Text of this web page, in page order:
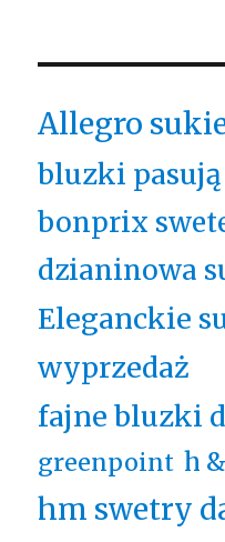
Allegro
bluzki pasują
bonprix
dzianinowa
Eleganckie
wyprzedaż
fajne bluzki
greenpoint h
hm swetry